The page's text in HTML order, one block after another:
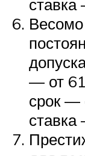
— от
срок —